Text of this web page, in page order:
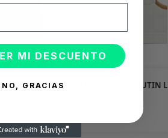
LOUIS
CHRISTIAN LOUBOUTIN
MI DESCUENTO
NO, GRACIAS